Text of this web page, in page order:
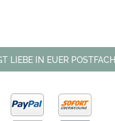
LIEBE IN EUER POSTFACH